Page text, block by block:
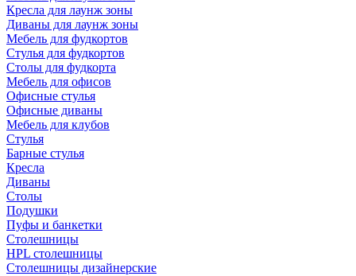
Кресла для лаунж зоны
Диваны для лаунж зоны
Мебель для фудкортов
Стулья для фудкортов
Столы для фудкорта
Мебель для офисов
Офисные стулья
Офисные диваны
Мебель для клубов
Стулья
Барные стулья
Кресла
Диваны
Столы
Подушки
Пуфы и банкетки
Столешницы
HPL столешницы
Столешницы дизайнерские